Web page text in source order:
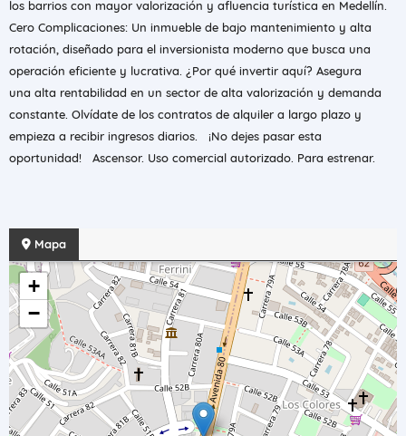
los barrios con mayor valorización y afluencia turística en Medellín. ​
Cero Complicaciones: Un inmueble de bajo mantenimiento y alta
rotación, diseñado para el inversionista moderno que busca una
operación eficiente y lucrativa. ​¿Por qué invertir aquí? ​Asegura
una alta rentabilidad en un sector de alta valorización y demanda
constante. Olvídate de los contratos de alquiler a largo plazo y
empieza a recibir ingresos diarios. ​¡No dejes pasar esta
oportunidad! Ascensor. Uso comercial autorizado. Para estrenar.
Mapa
+
−